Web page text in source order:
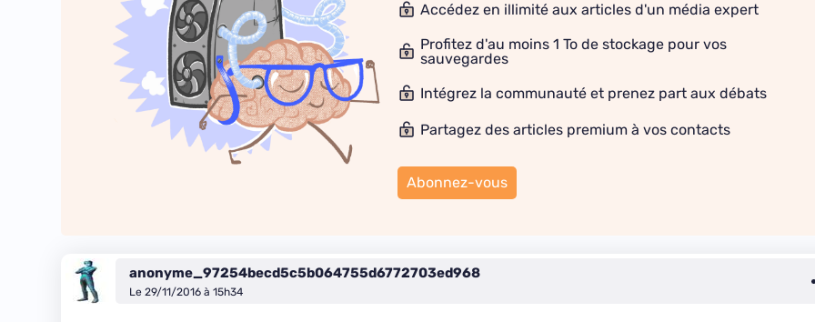
Accédez en illimité aux articles d'un média expert
Profitez d'au moins 1 To de stockage pour vos
sauvegardes
Intégrez la communauté et prenez part aux débats
Partagez des articles premium à vos contacts
Abonnez-vous
anonyme_97254becd5c5b064755d6772703ed968
Le 29/11/2016 à 15h34